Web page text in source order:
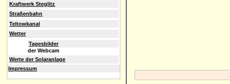
Kraftwerk Steglitz
Straßenbahn
Teltowkanal
Wetter
Tagesbilder
der Webcam
Werte der Solaranlage
Impressum